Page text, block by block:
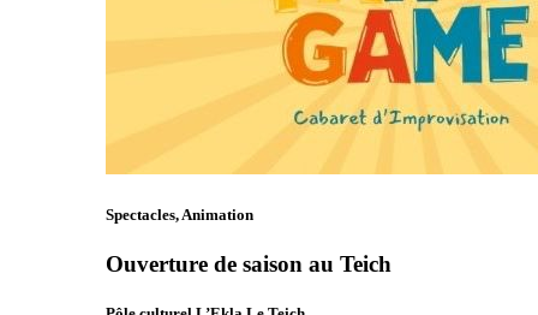
Spectacles, Animation
Ouverture de saison au Teich